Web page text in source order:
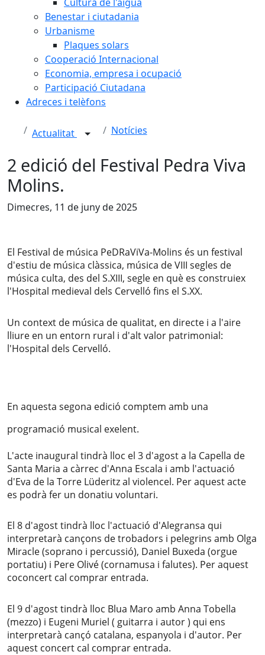
Benestar i ciutadania
Urbanisme
Plaques solars
Cooperació Internacional
Economia, empresa i ocupació
Participació Ciutadana
Adreces i telèfons
Actualitat Notícies
2 edició del Festival Pedra Viva
Molins.
Dimecres, 11 de juny de 2025
El Festival de música PeDRaViVa-Molins és un festival
d'estiu de música clàssica, música de VIII segles de
música culta, des del S.XIII, segle en què es construiex
l'Hospital medieval dels Cervelló fins el S.XX.
Un context de música de qualitat, en directe i a l'aire
lliure en un entorn rural i d'alt valor patrimonial:
l'Hospital dels Cervelló.
En aquesta segona edició comptem amb una
programació musical exelent.
L'acte inaugural tindrà lloc el 3 d'agost a la Capella de
Santa Maria a càrrec d'Anna Escala i amb l'actuació
d'Eva de la Torre Lüderitz al violencel. Per aquest acte
es podrà fer un donatiu voluntari.
El 8 d'agost tindrà lloc l'actuació d'Alegransa qui
interpretarà cançons de trobadors i pelegrins amb Olga
Miracle (soprano i percussió), Daniel Buxeda (orgue
portatiu) i Pere Olivé (cornamusa i falutes). Per aquest
coconcert cal comprar entrada.
El 9 d'agost tindrà lloc Blua Maro amb Anna Tobella
(mezzo) i Eugeni Muriel ( guitarra i autor ) qui ens
interpretarà cançó catalana, espanyola i d'autor. Per
aquest concert cal comprar entrada.